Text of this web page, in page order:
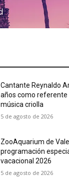
Cantante Reynaldo
años como
música criolla
5 de agosto de 2026
ZooAquarium de
programación
vacacional 2026
5 de agosto de 2026